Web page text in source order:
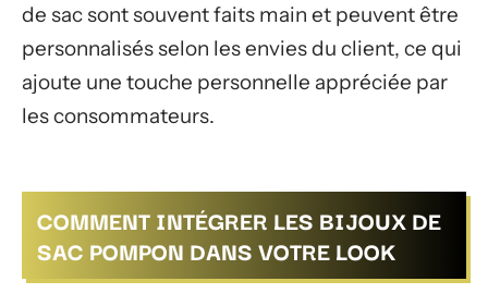
de sac sont souvent faits main et peuvent être
personnalisés selon les envies du client, ce qui
ajoute une touche personnelle appréciée par
les consommateurs.
COMMENT INTÉGRER LES BIJOUX DE
SAC POMPON DANS VOTRE LOOK